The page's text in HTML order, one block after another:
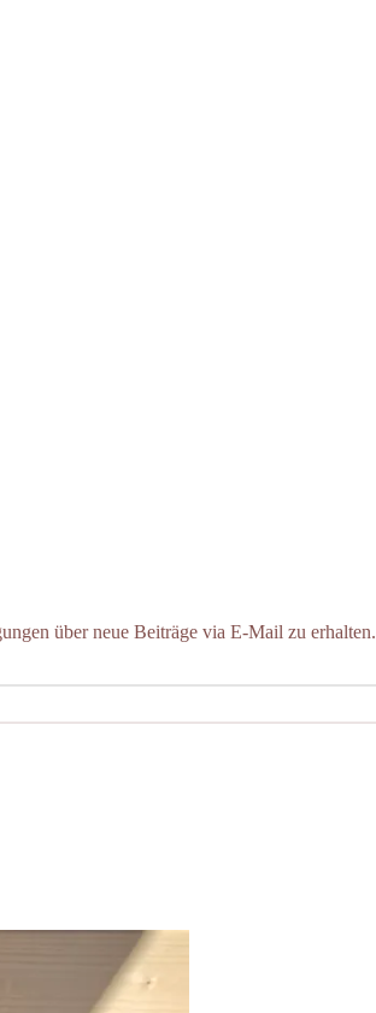
über neue Beiträge via E-Mail zu erhalten.